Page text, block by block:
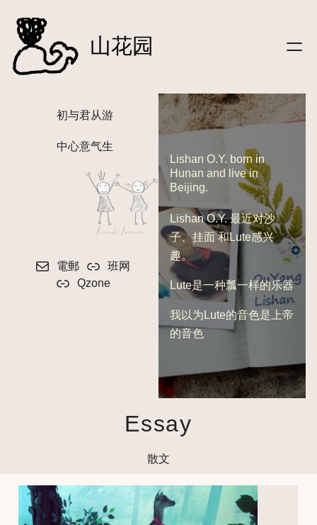
山花园|信件
|关于
友链
|友站动态
登录
初与君从游
中心意气生
電郵
班网
Qzone
Lishan O.Y. born in
Hunan and live in
Beijing.
Lishan O.Y. 最近对沙
子、挂面 和Lute感兴
趣。
Lute是一种瓢一样的乐器
我以为Lute的音色是上帝
的音色
Essay
散文